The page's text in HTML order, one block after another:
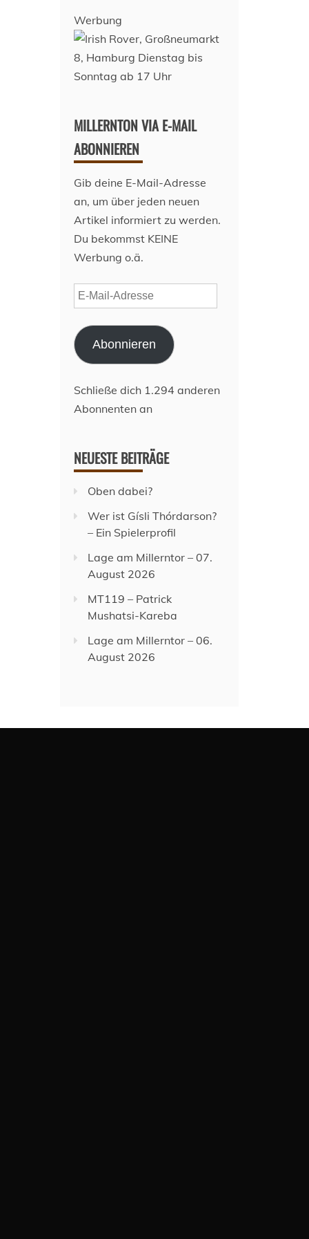
Werbung
MILLERNTON VIA E-MAIL
ABONNIEREN
Gib deine E-Mail-Adresse
an, um über jeden neuen
Artikel informiert zu werden.
Du bekommst KEINE
Werbung o.ä.
E-
Mail-
Adresse
Abonnieren
Schließe dich 1.294 anderen
Abonnenten an
NEUESTE BEITRÄGE
Oben dabei?
Wer ist Gísli Thórdarson?
– Ein Spielerprofil
Lage am Millerntor – 07.
August 2026
MT119 – Patrick
Mushatsi-Kareba
Lage am Millerntor – 06.
August 2026